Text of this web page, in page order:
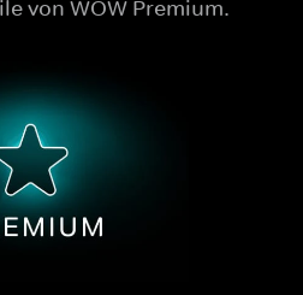
von WOW Premium.